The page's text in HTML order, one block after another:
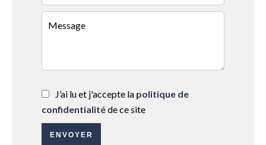
J’ai lu et j'accepte la politique de
confidentialitéde ce site
ENVOYER